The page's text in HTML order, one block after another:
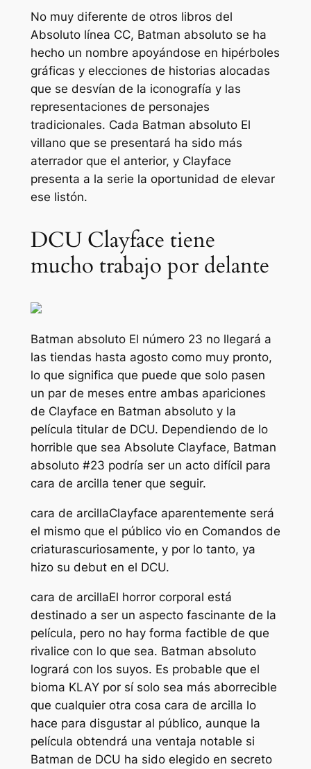
No muy diferente de otros libros del
Absolutolínea CC, Batman absolutose ha
hecho un nombre apoyándose en hipérboles
gráficas y elecciones de historias alocadas
que se desvían de la iconografía y las
representaciones de personajes
tradicionales. Cada Batman absolutoEl
villano que se presentará ha sido más
aterrador que el anterior, y Clayface
presenta a la serie la oportunidad de elevar
ese listón.
DCU Clayface tiene
mucho trabajo por delante
Batman absolutoEl número 23 no llegará a
las tiendas hasta agosto como muy pronto,
lo que significa que puede que solo pasen
un par de meses entre ambas apariciones
de Clayface en Batman absolutoy la
película titular de DCU. Dependiendo de lo
horrible que sea Absolute Clayface, Batman
absoluto#23 podría ser un acto difícil para
cara de arcilla tener que seguir.
cara de arcillaClayface aparentemente será
el mismo que el público vio en Comandos de
criaturascuriosamente, y por lo tanto, ya
hizo su debut en el DCU.
cara de arcillaEl horror corporal está
destinado a ser un aspecto fascinante de la
película, pero no hay forma factible de que
rivalice con lo que sea. Batman absoluto
logrará con los suyos. Es probable que el
bioma KLAY por sí solo sea más aborrecible
que cualquier otra cosa cara de arcilla lo
hace para disgustar al público, aunque la
película obtendrá una ventaja notable si
Batman de DCU ha sido elegido en secreto